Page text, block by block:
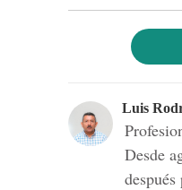
Luis
Desde